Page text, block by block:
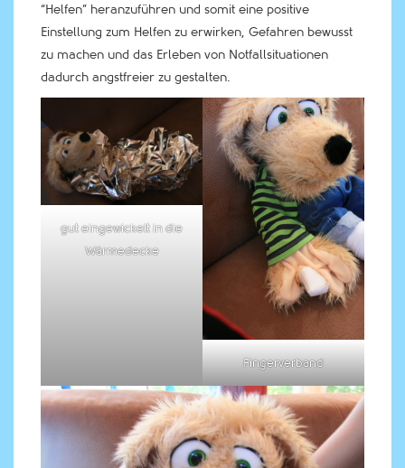
“Helfen” heranzuführen und somit eine positive
Einstellung zum Helfen zu erwirken, Gefahren bewusst
zu machen und das Erleben von Notfallsituationen
dadurch angstfreier zu gestalten.
gut eingewickelt in die
Wärmedecke
Fingerverband